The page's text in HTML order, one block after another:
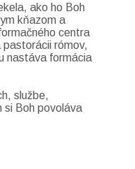
ako ho Boh
kňazom a
centra
rómov,
nastáva formácia
službe,
si Boh povoláva